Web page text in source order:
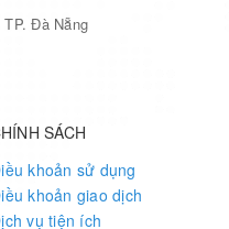
Đà Nẵng
SÁCH
khoản sử dụng
khoản giao dịch
vụ tiện ích